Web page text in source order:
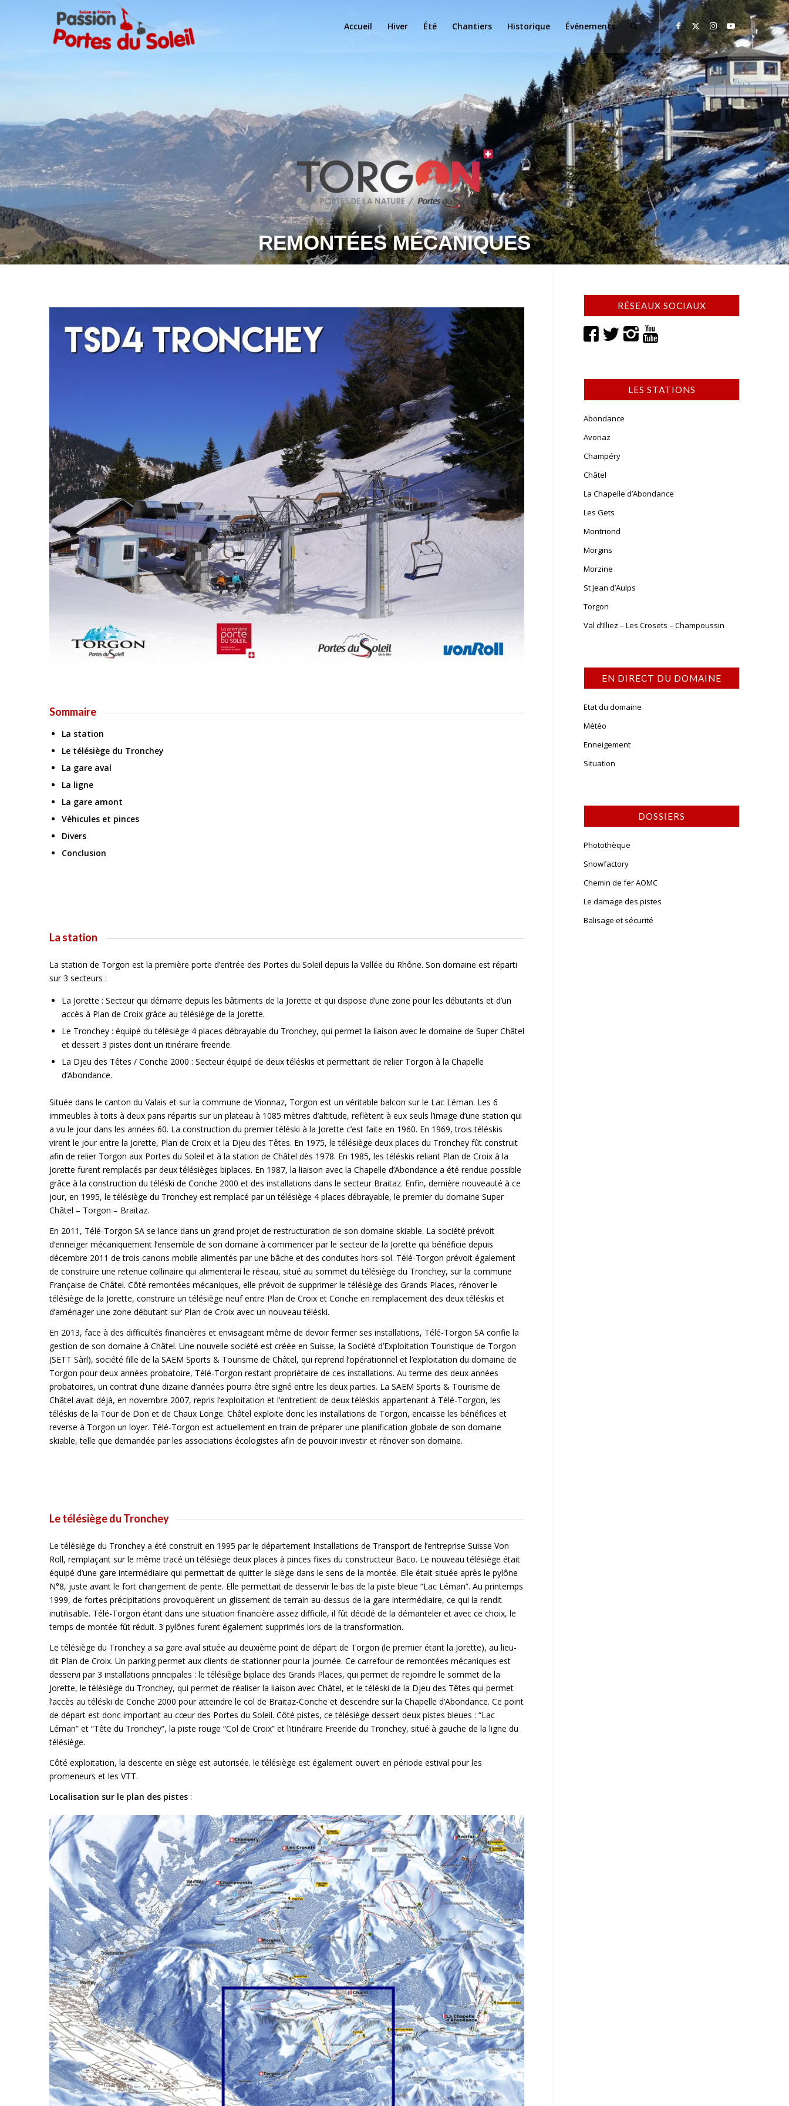
Accueil Hiver Été Chantiers Historique Événements
REMONTÉES MÉCANIQUES
Sommaire
La station
Le télésiège du Tronchey
La gare aval
La ligne
La gare amont
Véhicules et pinces
Divers
Conclusion
La station
La station de Torgon est la première porte d’entrée des Portes du Soleil depuis la Vallée du Rhône. Son domaine est réparti
sur 3 secteurs :
La Jorette : Secteur qui démarre depuis les bâtiments de la Jorette et qui dispose d’une zone pour les débutants et d’un
accès à Plan de Croix grâce au télésiège de la Jorette.
Le Tronchey : équipé du télésiège 4 places débrayable du Tronchey, qui permet la liaison avec le domaine de Super Châtel
et dessert 3 pistes dont un itinéraire freeride.
La Djeu des Têtes / Conche 2000 : Secteur équipé de deux téléskis et permettant de relier Torgon à la Chapelle
d’Abondance.
Située dans le canton du Valais et sur la commune de Vionnaz, Torgon est un véritable balcon sur le Lac Léman. Les 6
immeubles à toits à deux pans répartis sur un plateau à 1085 mètres d’altitude, reflètent à eux seuls l’image d’une station qui
a vu le jour dans les années 60. La construction du premier téléski à la Jorette c’est faite en 1960. En 1969, trois téléskis
virent le jour entre la Jorette, Plan de Croix et la Djeu des Têtes. En 1975, le télésiège deux places du Tronchey fût construit
afin de relier Torgon aux Portes du Soleil et à la station de Châtel dès 1978. En 1985, les téléskis reliant Plan de Croix à la
Jorette furent remplacés par deux télésièges biplaces. En 1987, la liaison avec la Chapelle d’Abondance a été rendue possible
grâce à la construction du téléski de Conche 2000 et des installations dans le secteur Braitaz. Enfin, dernière nouveauté à ce
jour, en 1995, le télésiège du Tronchey est remplacé par un télésiège 4 places débrayable, le premier du domaine Super
Châtel – Torgon – Braitaz.
En 2011, Télé-Torgon SA se lance dans un grand projet de restructuration de son domaine skiable. La société prévoit
d’enneiger mécaniquement l’ensemble de son domaine à commencer par le secteur de la Jorette qui bénéficie depuis
décembre 2011 de trois canons mobile alimentés par une bâche et des conduites hors-sol. Télé-Torgon prévoit également
de construire une retenue collinaire qui alimenterai le réseau, situé au sommet du télésiège du Tronchey, sur la commune
Française de Châtel. Côté remontées mécaniques, elle prévoit de supprimer le télésiège des Grands Places, rénover le
télésiège de la Jorette, construire un télésiège neuf entre Plan de Croix et Conche en remplacement des deux téléskis et
d’aménager une zone débutant sur Plan de Croix avec un nouveau téléski.
En 2013, face à des difficultés financières et envisageant même de devoir fermer ses installations, Télé-Torgon SA confie la
gestion de son domaine à Châtel. Une nouvelle société est créée en Suisse, la Société d’Exploitation Touristique de Torgon
(SETT Sàrl), société fille de la SAEM Sports & Tourisme de Châtel, qui reprend l’opérationnel et l’exploitation du domaine de
Torgon pour deux années probatoire, Télé-Torgon restant propriétaire de ces installations. Au terme des deux années
probatoires, un contrat d’une dizaine d’années pourra être signé entre les deux parties. La SAEM Sports & Tourisme de
Châtel avait déjà, en novembre 2007, repris l’exploitation et l’entretient de deux téléskis appartenant à Télé-Torgon, les
téléskis de la Tour de Don et de Chaux Longe. Châtel exploite donc les installations de Torgon, encaisse les bénéfices et
reverse à Torgon un loyer. Télé-Torgon est actuellement en train de préparer une planification globale de son domaine
skiable, telle que demandée par les associations écologistes afin de pouvoir investir et rénover son domaine.
Le télésiège du Tronchey
Le télésiège du Tronchey a été construit en 1995 par le département Installations de Transport de l’entreprise Suisse Von
Roll, remplaçant sur le même tracé un télésiège deux places à pinces fixes du constructeur Baco. Le nouveau télésiège était
équipé d’une gare intermédiaire qui permettait de quitter le siège dans le sens de la montée. Elle était située après le pylône
N°8, juste avant le fort changement de pente. Elle permettait de desservir le bas de la piste bleue “Lac Léman”. Au printemps
1999, de fortes précipitations provoquèrent un glissement de terrain au-dessus de la gare intermédiaire, ce qui la rendit
inutilisable. Télé-Torgon étant dans une situation financière assez difficile, il fût décidé de la démanteler et avec ce choix, le
temps de montée fût réduit. 3 pylônes furent également supprimés lors de la transformation.
Le télésiège du Tronchey a sa gare aval située au deuxième point de départ de Torgon (le premier étant la Jorette), au lieu-
dit Plan de Croix. Un parking permet aux clients de stationner pour la journée. Ce carrefour de remontées mécaniques est
desservi par 3 installations principales : le télésiège biplace des Grands Places, qui permet de rejoindre le sommet de la
Jorette, le télésiège du Tronchey, qui permet de réaliser la liaison avec Châtel, et le téléski de la Djeu des Têtes qui permet
l’accès au téléski de Conche 2000 pour atteindre le col de Braitaz-Conche et descendre sur la Chapelle d’Abondance. Ce point
de départ est donc important au cœur des Portes du Soleil. Côté pistes, ce télésiège dessert deux pistes bleues : “Lac
Léman” et “Tête du Tronchey”, la piste rouge “Col de Croix” et l’itinéraire Freeride du Tronchey, situé à gauche de la ligne du
télésiège.
Côté exploitation, la descente en siège est autorisée. le télésiège est également ouvert en période estival pour les
promeneurs et les VTT.
Localisation sur le plan des pistes:
RÉSEAUX SOCIAUX
LES STATIONS
Abondance
Avoriaz
Champéry
Châtel
La Chapelle d’Abondance
Les Gets
Montriond
Morgins
Morzine
St Jean d’Aulps
Torgon
Val d’Illiez – Les Crosets – Champoussin
EN DIRECT DU DOMAINE
Etat du domaine
Météo
Enneigement
Situation
DOSSIERS
Photothèque
Snowfactory
Chemin de fer AOMC
Le damage des pistes
Balisage et sécurité